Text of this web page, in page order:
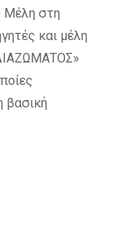
Μέλη στη
και μέλη
βασική